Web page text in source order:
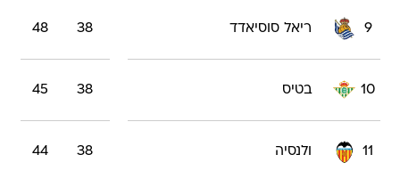
9 ריאל סוסיאדד 38
48
10 בטיס 38
45
11 ולנסיה 38
44